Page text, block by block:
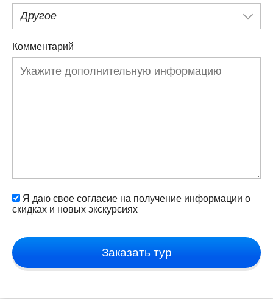
Другое
Комментарий
Я даю свое согласие на получение информации о
скидках и новых экскурсиях
Заказать тур